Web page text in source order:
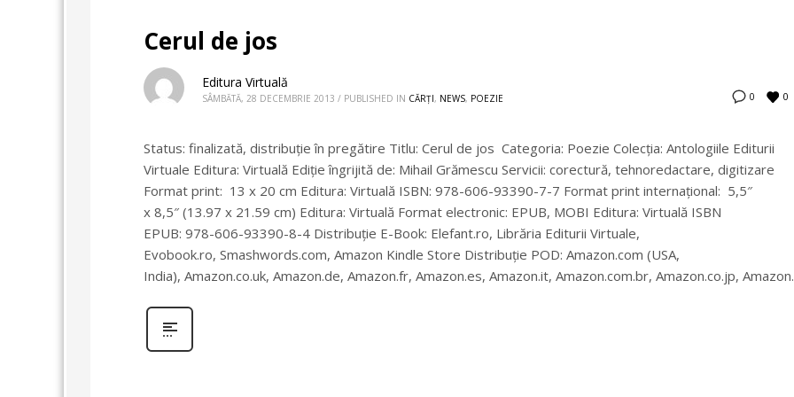
Cerul de jos
0 0
Editura Virtuală
SÂMBĂTĂ, 28 DECEMBRIE 2013 / PUBLISHED IN CĂRȚI, NEWS, POEZIE
Status: finalizată, distribuţie în pregătire Titlu: Cerul de jos Categoria: Poezie Colecţia: Antologiile Editurii
Virtuale Editura: Virtuală Ediţie îngrijită de: Mihail Grămescu Servicii: corectură, tehnoredactare, digitizare
Format print: 13 x 20 cm Editura: Virtuală ISBN: 978-606-93390-7-7 Format print internațional: 5,5″
x 8,5″ (13.97 x 21.59 cm) Editura: Virtuală Format electronic: EPUB, MOBI Editura: Virtuală ISBN
EPUB: 978-606-93390-8-4 Distribuție E-Book: Elefant.ro, Librăria Editurii Virtuale,
Evobook.ro, Smashwords.com, Amazon Kindle Store Distribuție POD: Amazon.com (USA,
India), Amazon.co.uk, Amazon.de, Amazon.fr, Amazon.es, Amazon.it, Amazon.com.br, Amazon.co.jp,